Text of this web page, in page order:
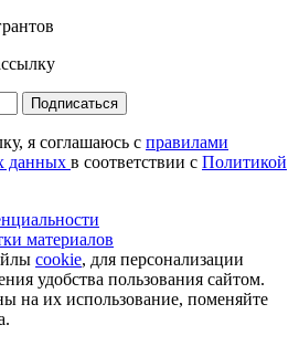
Подписаться
я соглашаюсь с правилами
данных в соответствии с Политикой
материалов
cookie, для персонализации
удобства пользования сайтом.
на их использование, поменяйте